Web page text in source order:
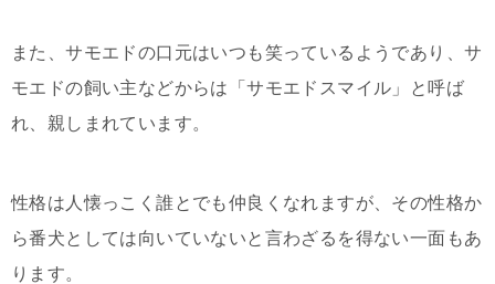
また、サモエドの口元はいつも笑っているようであり、サ
モエドの飼い主などからは「サモエドスマイル」と呼ば
れ、親しまれています。
性格は人懐っこく誰とでも仲良くなれますが、その性格か
ら番犬としては向いていないと言わざるを得ない一面もあ
ります。